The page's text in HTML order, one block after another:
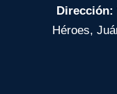
Dirección:
Héroes,